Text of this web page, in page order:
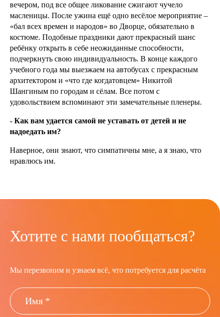
вечером, под все общее ликование сжигают чучело
масленицы. После ужина ещё одно весёлое мероприятие –
«бал всех времен и народов» во Дворце, обязательно в
костюме. Подобные праздники дают прекрасный шанс
ребёнку открыть в себе неожиданные способности,
подчеркнуть свою индивидуальность. В конце каждого
учебного года мы выезжаем на автобусах с прекрасным
архитектором и «что где когдатовцем» Никитой
Шангиным по городам и сёлам. Все потом с
удовольствием вспоминают эти замечательные пленеры.
- Как вам удается самой не уставать от детей и не
надоедать им?
Наверное, они знают, что симпатичны мне, а я знаю, что
нравлюсь им.
Хотите с нами пообщаться?
Мы перезвоним и узнаем всё, что потребуется для расчёта